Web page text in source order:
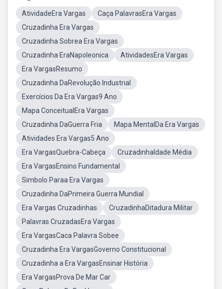
AtividadeEra Vargas
Caça PalavrasEra Vargas
Cruzadinha Era Vargas
Cruzadinha Sobrea Era Vargas
Cruzadinha EraNapoleonica
AtividadesEra Vargas
Era VargasResumo
Cruzadinha DaRevolução Industrial
Exercícios Da Era Vargas9 Ano
Mapa ConceitualEra Vargas
Cruzadinha DaGuerra Fria
Mapa MentalDa Era Vargas
Atividades Era Vargas5 Ano
Era VargasQuebra-Cabeça
CruzadinhaIdade Média
Era VargasEnsino Fundamental
Simbolo Paraa Era Vargas
Cruzadinha DaPrimeira Guerra Mundial
Era Vargas Cruzadinhas
CruzadinhaDitadura Militar
Palavras CruzadasEra Vargas
Era VargasCaca Palavra Sobee
Cruzadinha Era VargasGoverno Constitucional
Cruzadinha a Era VargasEnsinar História
Era VargasProva De Mar Car